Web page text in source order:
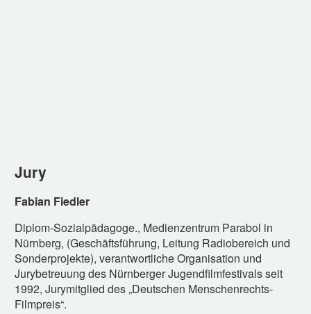
Jury
Fabian Fiedler
Diplom-Sozialpädagoge., Medienzentrum Parabol in
Nürnberg, (Geschäftsführung, Leitung Radiobereich und
Sonderprojekte), verantwortliche Organisation und
Jurybetreuung des Nürnberger Jugendfilmfestivals seit
1992, Jurymitglied des „Deutschen Menschenrechts-
Filmpreis“.